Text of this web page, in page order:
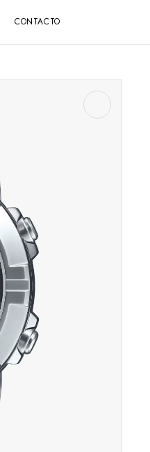
CONTACTO